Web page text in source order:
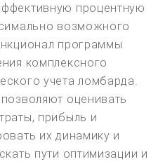
процентную
возможного
программы
комплексного
учета ломбарда.
оценивать
прибыль и
их динамику и
пути оптимизации и